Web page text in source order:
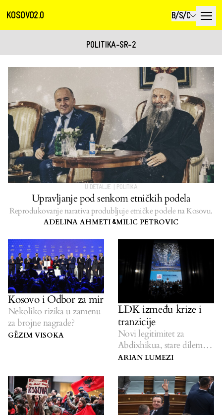
KOSOVO2.0 B/S/C
POLITIKA-SR-2
U DETALJE POLITIKA
Upravljanje pod senkom etničkih podela
Reprodukovanje narativa produbljuje etničke podele na Kosovu.
ADELINA AHMETI &MILIC PETROVIC
Kosovo i Odbor za mir
Nekoliko rizika u zamenu
za brojne nagrade?
GËZIM VISOKA
LDK između krize i
tranzicije
Novi legitimitet za
Abdixhikua, stare dileme
za LDK.
ARIAN LUMEZI